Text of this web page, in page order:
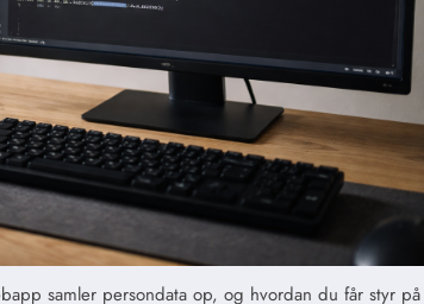
samler persondata op, og hvordan du får styr